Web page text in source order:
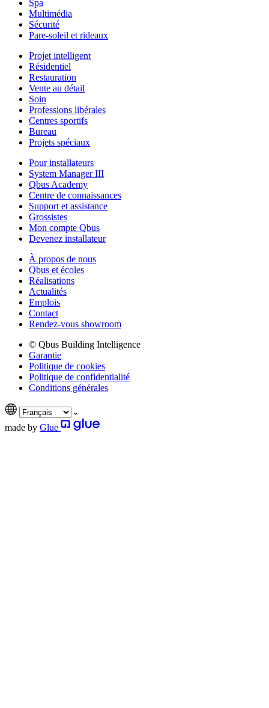
Spa
Multimédia
Sécurité
Pare-soleil et rideaux
Projet intelligent
Résidentiel
Restauration
Vente au détail
Soin
Professions libérales
Centres sportifs
Bureau
Projets spéciaux
Pour installateurs
System Manager III
Qbus Academy
Centre de connaissances
Support et assistance
Grossistes
Mon compte Qbus
Devenez installateur
À propos de nous
Qbus et écoles
Réalisations
Actualités
Emplois
Contact
Rendez-vous showroom
© Qbus Building Intelligence
Garantie
Politique de cookies
Politique de confidentialité
Conditions générales
made by Glue